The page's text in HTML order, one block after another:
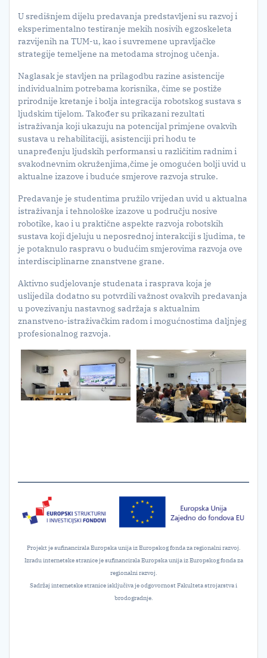
U središnjem dijelu predavanja predstavljeni su razvoj i
eksperimentalno testiranje mekih nosivih egzoskeleta
razvijenih na TUM-u, kao i suvremene upravljačke
strategije temeljene na metodama strojnog učenja.
Naglasak je stavljen na prilagodbu razine asistencije
individualnim potrebama korisnika, čime se postiže
prirodnije kretanje i bolja integracija robotskog sustava s
ljudskim tijelom. Također su prikazani rezultati
istraživanja koji ukazuju na potencijal primjene ovakvih
sustava u rehabilitaciji, asistenciji pri hodu te
unapređenju ljudskih performansi u različitim radnim i
svakodnevnim okruženjima,čime je omogućen bolji uvid u
aktualne izazove i buduće smjerove razvoja struke.
Predavanje je studentima pružilo vrijedan uvid u aktualna
istraživanja i tehnološke izazove u području nosive
robotike, kao i u praktične aspekte razvoja robotskih
sustava koji djeluju u neposrednoj interakciji s ljudima, te
je potaknulo raspravu o budućim smjerovima razvoja ove
interdisciplinarne znanstvene grane.
Aktivno sudjelovanje studenata i rasprava koja je
uslijedila dodatno su potvrdili važnost ovakvih predavanja
u povezivanju nastavnog sadržaja s aktualnim
znanstveno-istraživačkim radom i mogućnostima daljnjeg
profesionalnog razvoja.
Projekt je sufinancirala Europska unija iz Europskog fonda za regionalni razvoj.
Izradu internetske stranice je sufinancirala Europska unija iz Europskog fonda za
regionalni razvoj.
Sadržaj internetske stranice isključiva je odgovornost Fakulteta strojarstva i
brodogradnje.